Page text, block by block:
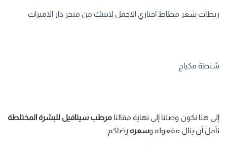
ربطات شعر مطاط اختاري الاجمل لابنتك من متجر دار الاميرات
شنطة مكياج
إلى هنا نكون وصلنا إلى نهاية مقالنا مرطب سيتافيل للبشرة المختلطة
نأمل أن ينال مفعوله وسعره رضاكم.